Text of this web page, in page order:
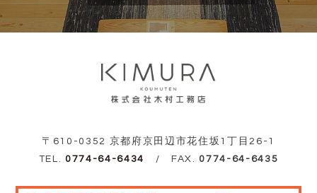
〒610-0352 京都府京田辺市花住坂1丁目26-1
TEL. 0774-64-6434 / FAX. 0774-64-6435